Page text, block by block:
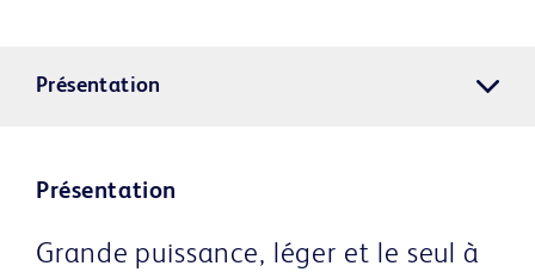
Présentation
Présentation
Grande puissance, léger et le seul à